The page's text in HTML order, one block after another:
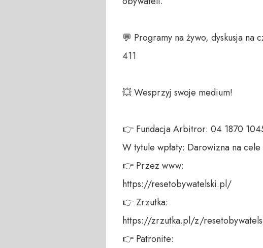
💬 Programy na żywo, dyskusja na
411
💥 Wesprzyj swoje medium!
👉 Fundacja Arbitror: 04 1870
W tytule wpłaty: Darowizna na
👉 Przez www:
https://resetobywatelski.pl/
👉 Zrzutka:
https://zrzutka.pl/z/
👉 Patronite: